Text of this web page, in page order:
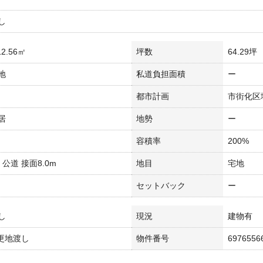
㎡ 坪数 64.29坪
私道負担面積 ー
都市計画 市街化区
地勢 ー
容積率 200%
道 接面8.0m 地目 宅地
セットバック ー
現況 建物有
地渡し 物件番号